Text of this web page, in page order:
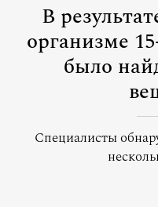
В
организме
было
Специалисты